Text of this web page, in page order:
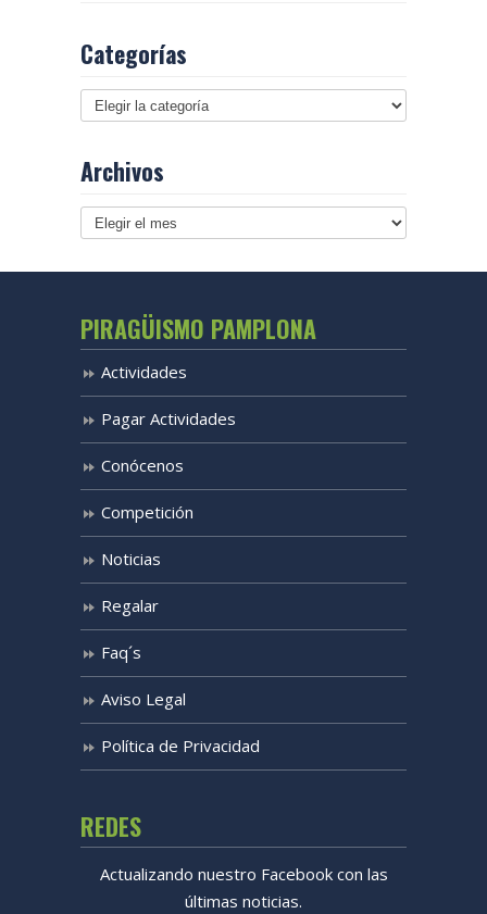
Categorías
Archivos
Archivos
PIRAGÜISMO PAMPLONA
Actividades
Pagar Actividades
Conócenos
Competición
Noticias
Regalar
Faq´s
Aviso Legal
Política de Privacidad
REDES
Actualizando nuestro Facebook con las
últimas noticias.